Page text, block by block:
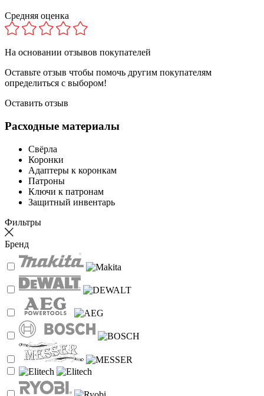
Средняя оценка
На основании отзывов покупателей
Оставьте отзыв чтобы помочь другим покупателям
определиться с выбором!
Оставить отзыв
Расходные материалы
Свёрла
Коронки
Адаптеры к коронкам
Патроны
Ключи к патронам
Защитный инвентарь
Фильтры
Бренд